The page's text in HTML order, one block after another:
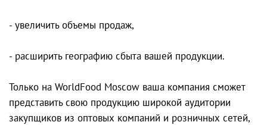
- увеличить объемы продаж,
- расширить географию сбыта вашей продукции.
Только на WorldFood Moscow ваша компания сможет
представить свою продукцию широкой аудитории
закупщиков из оптовых компаний и розничных сетей,